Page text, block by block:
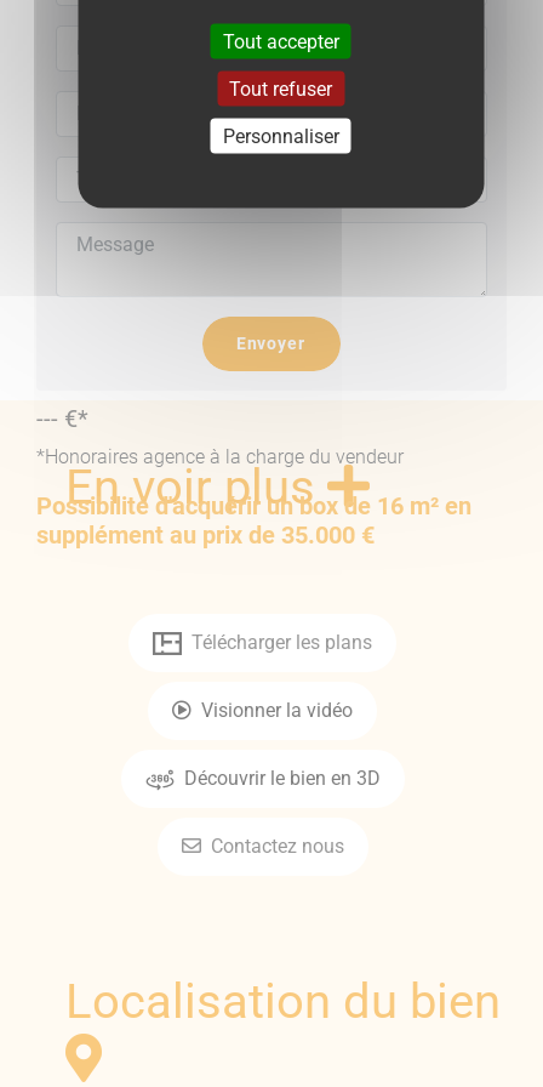
Terrasse : 13,56 m²
Eléments financiers
Charges de copropriété : 405 € / trimestre
Bien en copropriété. Pas de procédure en cours
--- €*
*Honoraires agence à la charge du vendeur
Possibilité d'acquérir un box de 16 m² en
supplément au prix de 35.000 €
Envoyer
En voir plus
Télécharger les plans
Visionner la vidéo
Découvrir le bien en 3D
Contactez nous
Localisation du bien
Tout accepter
Tout refuser
Personnaliser